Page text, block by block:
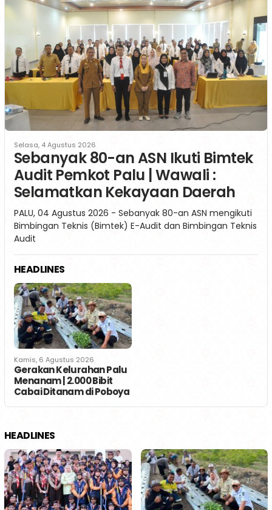
Selasa, 4 Agustus 2026
Sebanyak 80-an ASN Ikuti Bimtek
Audit Pemkot Palu | Wawali :
Selamatkan Kekayaan Daerah
PALU, 04 Agustus 2026 - Sebanyak 80-an ASN mengikuti
Bimbingan Teknis (Bimtek) E-Audit dan Bimbingan Teknis
Audit
HEADLINES
Kamis, 6 Agustus 2026
Gerakan Kelurahan Palu
Menanam | 2.000 Bibit
Cabai Ditanam di Poboya
HEADLINES